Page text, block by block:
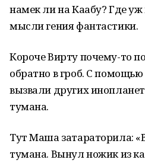
намек ли на Каабу? Где
мысли гения фантастики.
Короче Вирту почему-то
обратно в гроб. С
вызвали других
тумана.
Тут Маша затараторила:
тумана. Вынул ножик из